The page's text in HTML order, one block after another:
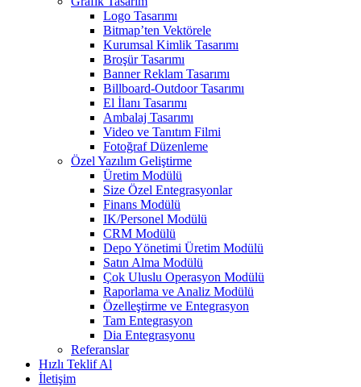
Logo Tasarımı
Bitmap’ten Vektörele
Kurumsal Kimlik Tasarımı
Broşür Tasarımı
Banner Reklam Tasarımı
Billboard-Outdoor Tasarımı
El İlanı Tasarımı
Ambalaj Tasarımı
Video ve Tanıtım Filmi
Fotoğraf Düzenleme
Özel Yazılım Geliştirme
Üretim Modülü
Size Özel Entegrasyonlar
Finans Modülü
IK/Personel Modülü
CRM Modülü
Depo Yönetimi Üretim Modülü
Satın Alma Modülü
Çok Uluslu Operasyon Modülü
Raporlama ve Analiz Modülü
Özelleştirme ve Entegrasyon
Tam Entegrasyon
Dia Entegrasyonu
Referanslar
Hızlı Teklif Al
İletişim